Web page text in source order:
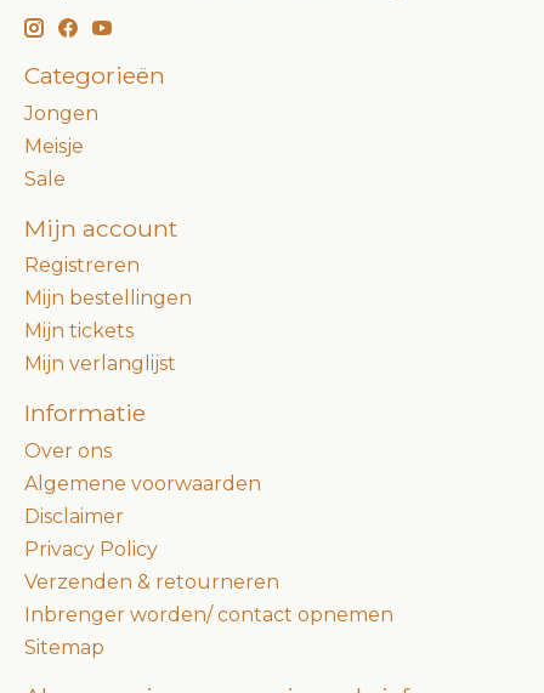
Categorieën
Jongen
Meisje
Sale
Mijn account
Registreren
Mijn bestellingen
Mijn tickets
Mijn verlanglijst
Informatie
Over ons
Algemene voorwaarden
Disclaimer
Privacy Policy
Verzenden & retourneren
Inbrenger worden/ contact opnemen
Sitemap